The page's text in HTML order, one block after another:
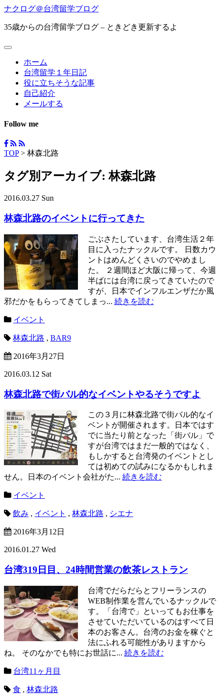
ナクログ＠台湾留学ブログ
35歳からの台湾留学ブログ – ときどき更新するよ
ホーム
台湾留学１年日記
役に立ちそうな記事
自己紹介
メールする
Follow me
TOP> 林森北路
タグ別アーカイブ:林森北路
2016.03.27 Sun
林森北路のイベントに行ってきた
ごぶさたしています、台湾生活２年
目に入ったナックルです。 日数カウ
ントはめんどくさいのでやめまし
た。 ２週間ほど大阪に帰って、今週
半ばには台湾に戻ってきていたので
すが、日本でインフルエンザだか風
邪だかをもらってきてしまっ... 続きを読む
イベント
林森北路 , BAR9
2016年3月27日
2016.03.12 Sat
林森北路で街バル的なイベントやるそうですよ
この３月に林森北路で街バル的なイ
ベントが開催されます。日本ではす
でに当たり前となった「街バル」で
すが台湾ではまだ一般的ではなく、
もしかすると台湾発のイベントとし
ては初めての試みになるかもしれま
せん。日本のイベント会社がた... 続きを読む
イベント
飲み , イベント , 林森北路 , シエナ
2016年3月12日
2016.01.27 Wed
台湾319日目、24時間営業の飲茶レストラン
台湾でだらだらとフリーランスの
WEB制作業を営んでいるナックルで
す。「台湾で」といってもお仕事を
させていただいているのはすべて日
本のお客さん。台湾のお金を稼ぐと
法にふれる可能性がありますから
ね。 そのなかでも特にお世話に... 続きを読む
台湾11ヶ月目
食 , 林森北路